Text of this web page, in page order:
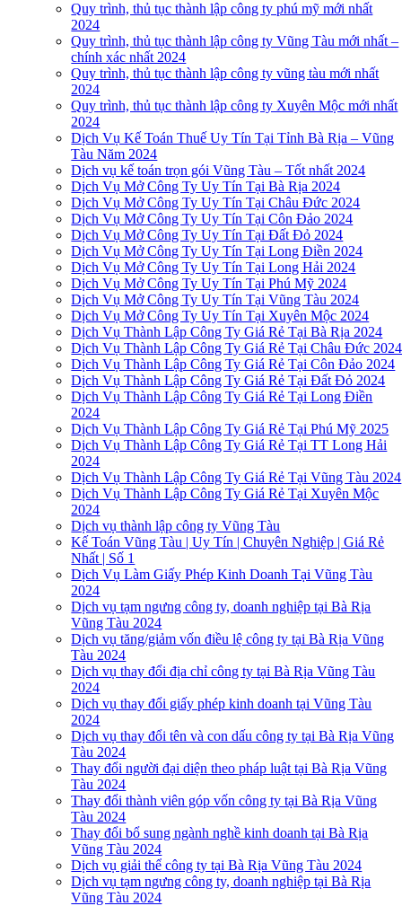
Quy trình, thủ tục thành lập công ty phú mỹ mới nhất
2024
Quy trình, thủ tục thành lập công ty Vũng Tàu mới nhất –
chính xác nhất 2024
Quy trình, thủ tục thành lập công ty vũng tàu mới nhất
2024
Quy trình, thủ tục thành lập công ty Xuyên Mộc mới nhất
2024
Dịch Vụ Kế Toán Thuế Uy Tín Tại Tỉnh Bà Rịa – Vũng
Tàu Năm 2024
Dịch vụ kế toán trọn gói Vũng Tàu – Tốt nhất 2024
Dịch Vụ Mở Công Ty Uy Tín Tại Bà Rịa 2024
Dịch Vụ Mở Công Ty Uy Tín Tại Châu Đức 2024
Dịch Vụ Mở Công Ty Uy Tín Tại Côn Đảo 2024
Dịch Vụ Mở Công Ty Uy Tín Tại Đất Đỏ 2024
Dịch Vụ Mở Công Ty Uy Tín Tại Long Điền 2024
Dịch Vụ Mở Công Ty Uy Tín Tại Long Hải 2024
Dịch Vụ Mở Công Ty Uy Tín Tại Phú Mỹ 2024
Dịch Vụ Mở Công Ty Uy Tín Tại Vũng Tàu 2024
Dịch Vụ Mở Công Ty Uy Tín Tại Xuyên Mộc 2024
Dịch Vụ Thành Lập Công Ty Giá Rẻ Tại Bà Rịa 2024
Dịch Vụ Thành Lập Công Ty Giá Rẻ Tại Châu Đức 2024
Dịch Vụ Thành Lập Công Ty Giá Rẻ Tại Côn Đảo 2024
Dịch Vụ Thành Lập Công Ty Giá Rẻ Tại Đất Đỏ 2024
Dịch Vụ Thành Lập Công Ty Giá Rẻ Tại Long Điền
2024
Dịch Vụ Thành Lập Công Ty Giá Rẻ Tại Phú Mỹ 2025
Dịch Vụ Thành Lập Công Ty Giá Rẻ Tại TT Long Hải
2024
Dịch Vụ Thành Lập Công Ty Giá Rẻ Tại Vũng Tàu 2024
Dịch Vụ Thành Lập Công Ty Giá Rẻ Tại Xuyên Mộc
2024
Dịch vụ thành lập công ty Vũng Tàu
Kế Toán Vũng Tàu | Uy Tín | Chuyên Nghiệp | Giá Rẻ
Nhất | Số 1
Dịch Vụ Làm Giấy Phép Kinh Doanh Tại Vũng Tàu
2024
Dịch vụ tạm ngưng công ty, doanh nghiệp tại Bà Rịa
Vũng Tàu 2024
Dịch vụ tăng/giảm vốn điều lệ công ty tại Bà Rịa Vũng
Tàu 2024
Dịch vụ thay đổi địa chỉ công ty tại Bà Rịa Vũng Tàu
2024
Dịch vụ thay đổi giấy phép kinh doanh tại Vũng Tàu
2024
Dịch vụ thay đổi tên và con dấu công ty tại Bà Rịa Vũng
Tàu 2024
Thay đổi người đại diện theo pháp luật tại Bà Rịa Vũng
Tàu 2024
Thay đổi thành viên góp vốn công ty tại Bà Rịa Vũng
Tàu 2024
Thay đổi bổ sung ngành nghề kinh doanh tại Bà Rịa
Vũng Tàu 2024
Dịch vụ giải thể công ty tại Bà Rịa Vũng Tàu 2024
Dịch vụ tạm ngưng công ty, doanh nghiệp tại Bà Rịa
Vũng Tàu 2024